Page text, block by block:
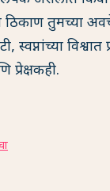
तुमच्या
स्वप्नांच्या